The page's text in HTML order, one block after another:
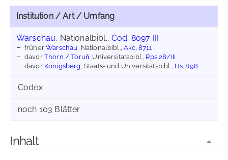
Institution / Art / Umfang
Warschau, Nationalbibl.,Cod. 8097 III
früherWarschau , Nationalbibl.,Akc. 8711
davorThorn / Toruń , Universitätsbibl., Rps 28/III
davor Königsberg , Staats- und Universitätsbibl., Hs. 898
Codex
noch 103 Blätter
Inhalt